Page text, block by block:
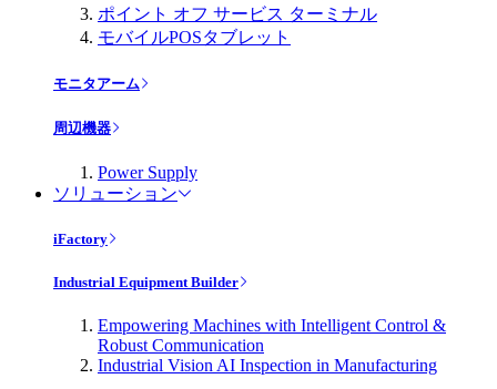
ポイント オフ サービス ターミナル
モバイルPOSタブレット
モニタアーム
周辺機器
Power Supply
ソリューション
iFactory
Industrial Equipment Builder
Empowering Machines with Intelligent Control &
Robust Communication
Industrial Vision AI Inspection in Manufacturing